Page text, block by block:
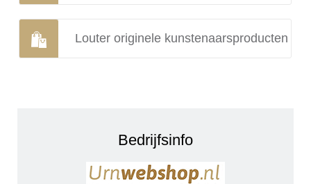
Louter originele kunstenaarsproducten
Bedrijfsinfo